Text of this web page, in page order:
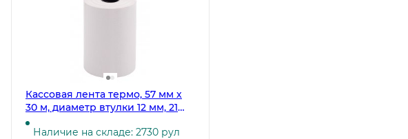
Кассовая лента термо, 57 мм х
30 м, диаметр втулки 12 мм, 21
рулонов в спайке
Наличие на складе: 2730 рул